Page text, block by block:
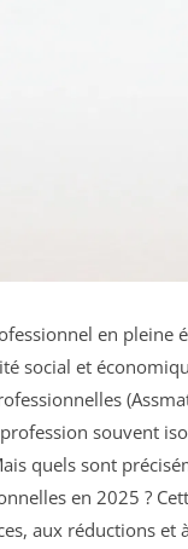
en pleine
social et
souvent
quels sont
en 2025 ?
aux réductions et